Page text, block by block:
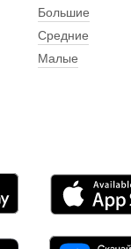
Большие
Средние
Малые